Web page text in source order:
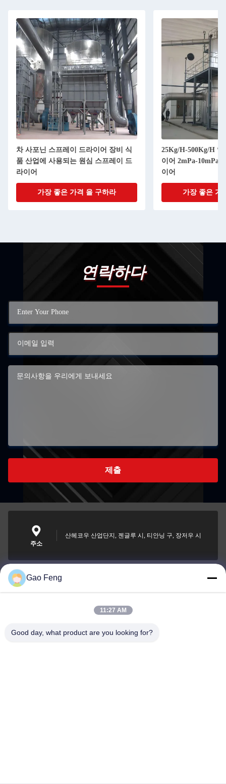
이어 장비 식
스프레이 드
25Kg/H-500Kg/H 압력 스프레이 드라
이어 2mPa-10mPa 상업 스프레이 드라
가장 좋은 가격 을 구하라
연락하다
제출
주소
산헤코우 산업단지, 젠글루 시, 티안닝 구, 장저우 시
suli@sulidry.com
Gao Feng
11:27 AM
Good day, what product are you looking for?